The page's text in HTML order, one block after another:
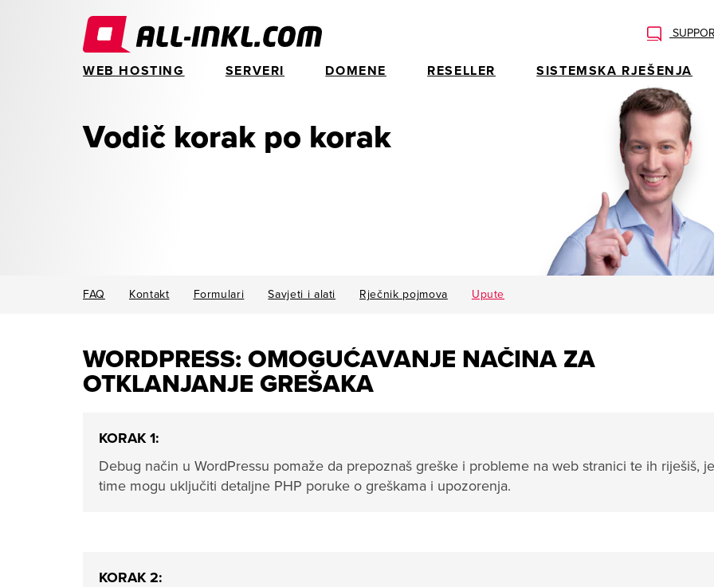
WEB HOSTING SERVERI DOMENE RESELLER SISTEMSKA RJEŠENJA
Vodič korak po korak
FAQ Kontakt Formulari Savjeti i alati Rječnik pojmova Upute
WORDPRESS: OMOGUĆAVANJE NAČINA ZA
OTKLANJANJE GREŠAKA
KORAK 1:
Debug način u WordPressu pomaže da prepoznaš greške i probleme na web stranici te ih riješiš,
time mogu uključiti detaljne PHP poruke o greškama i upozorenja.
KORAK 2: